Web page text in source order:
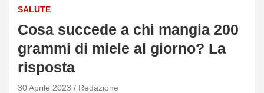
SALUTE
Cosa succede a chi mangia 200
grammi di miele al giorno? La
risposta
30 Aprile 2023 Redazione